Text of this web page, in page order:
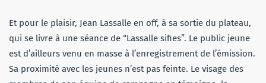
Et pour le plaisir, Jean Lassalle en off, à sa sortie du plateau,
qui se livre à une séance de “Lassalle sifies”. Le public jeune
est d’ailleurs venu en masse à l’enregistrement de l’émission.
Sa proximité avec les jeunes n’est pas feinte. Le visage des